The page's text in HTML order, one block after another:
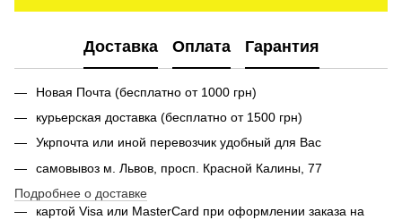
Доставка Оплата Гарантия
Новая Почта (бесплатно от 1000 грн)
курьерская доставка (бесплатно от 1500 грн)
Укрпочта или иной перевозчик удобный для Вас
самовывоз м. Львов, просп. Красной Калины, 77
Подробнее о доставке
картой Visa или MasterСard при оформлении заказа на